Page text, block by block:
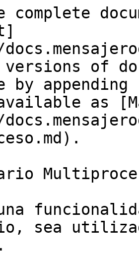
complete
versions of
by
as
sea